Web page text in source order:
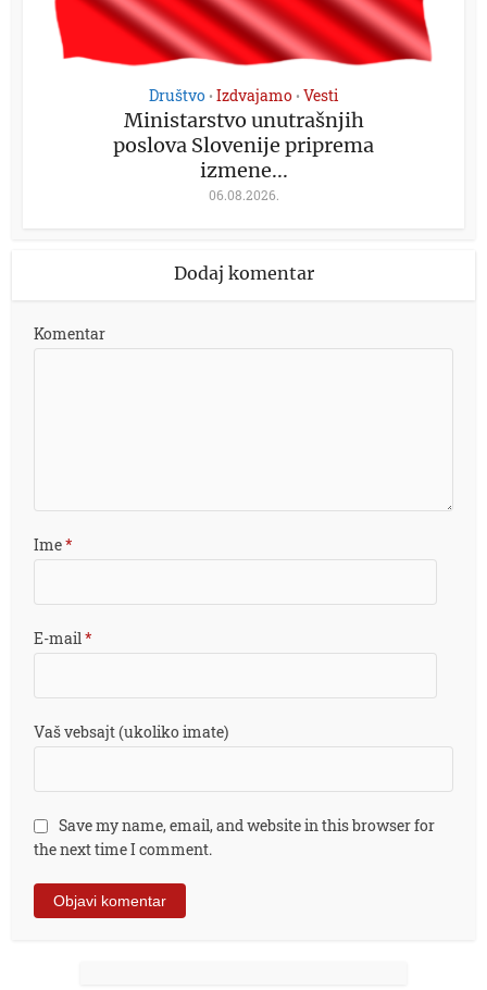
Društvo • Izdvajamo • Vesti
Ministarstvo unutrašnjih
poslova Slovenije priprema
izmene...
06.08.2026.
Dodaj komentar
Komentar
Ime*
E-mail*
Vaš vebsajt (ukoliko imate)
Save my name, email, and website in this browser for
the next time I comment.